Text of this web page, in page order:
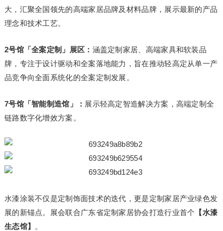
大，汇聚全国领先的高端家居品牌及材料品牌，展示最新的产品
理念和技术工艺。
2号馆「全案定制」展区： 涵盖定制家居、高端家具和软装品
牌，专注于设计驱动和全案落地能力，旨在推动轻高定从单一产
品竞争向全面系统化的全案定制发展。
7号馆「智能制造馆」： 展示轻高定智造解决方案，高端定制全
链路数字化增效方案。
水漆涂装不仅是定制饰面技术的迭代，更是定制家居产业绿色发
展的新锚点。展会联合广东省定制家居协会打造行业首个 【水漆
生态馆】
。